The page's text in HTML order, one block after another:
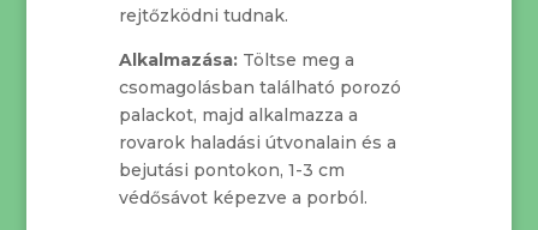
rejtőzködni tudnak.
Alkalmazása:Töltse meg a
csomagolásban található porozó
palackot, majd alkalmazza a
rovarok haladási útvonalain és a
bejutási pontokon, 1-3 cm
védősávot képezve a porból.